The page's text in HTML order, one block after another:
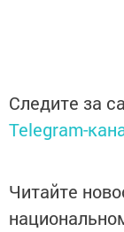
Следите за
Telegram-
Читайте